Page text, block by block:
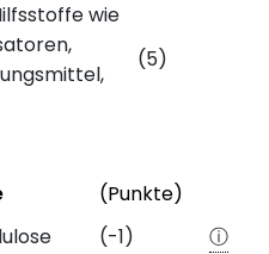
wie
(5)
mit Punkteabzug
(Punkte)
(-1) ⓘ